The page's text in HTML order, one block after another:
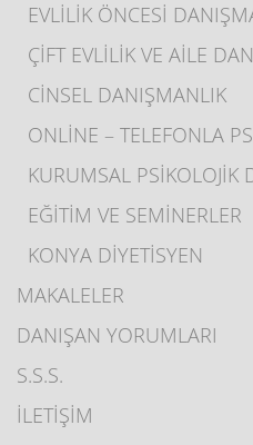
EVLİLİK ÖNCESİ
ÇİFT EVLİLİK VE AİLE
CİNSEL DANIŞMANLIK
ONLİNE – TELEFONLA
KURUMSAL PSİKOLOJİK
EĞİTİM VE SEMİNERLER
KONYA DİYETİSYEN
MAKALELER
DANIŞAN YORUMLARI
S.S.S.
İLETİŞİM